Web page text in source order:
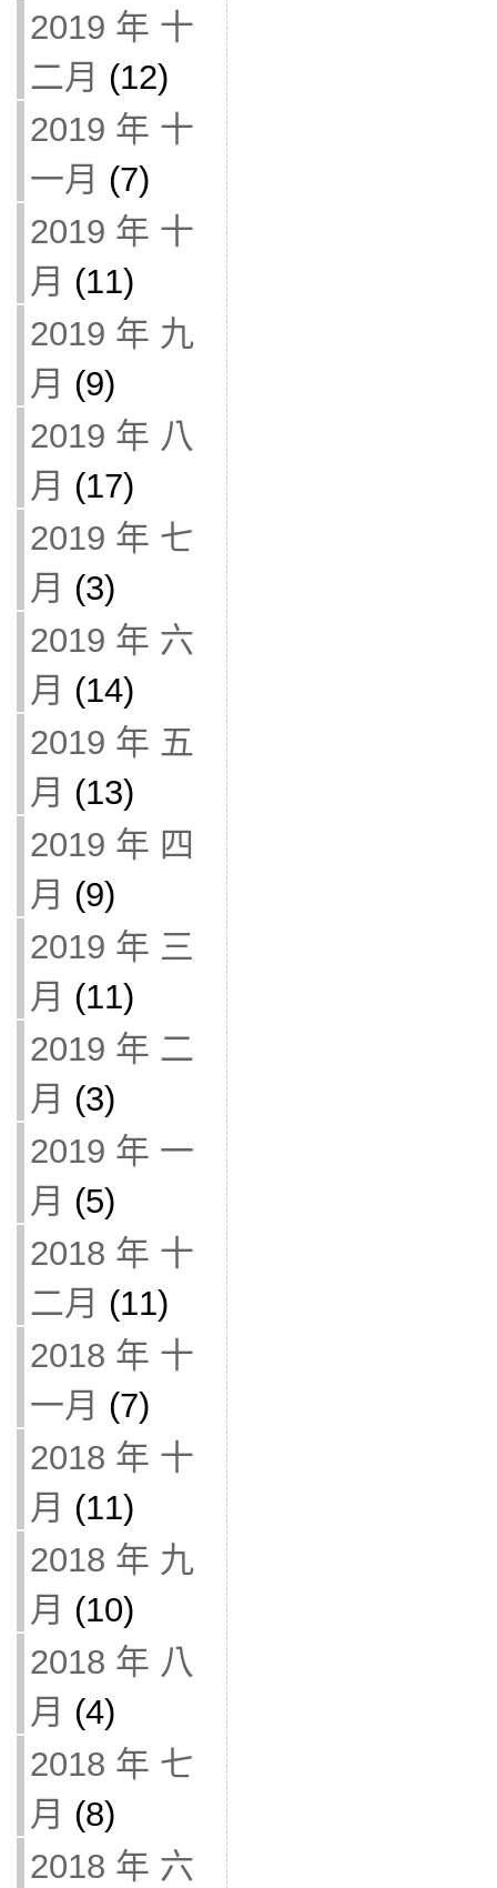
2019 年 十
二月 (12)
2019 年 十
一月 (7)
2019 年 十
月 (11)
2019 年 九
月 (9)
2019 年 八
月 (17)
2019 年 七
月 (3)
2019 年 六
月 (14)
2019 年 五
月 (13)
2019 年 四
月 (9)
2019 年 三
月 (11)
2019 年 二
月 (3)
2019 年 一
月 (5)
2018 年 十
二月 (11)
2018 年 十
一月 (7)
2018 年 十
月 (11)
2018 年 九
月 (10)
2018 年 八
月 (4)
2018 年 七
月 (8)
2018 年 六